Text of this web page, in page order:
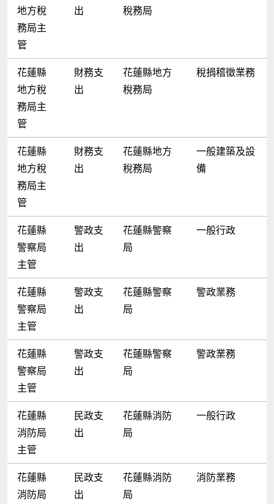
地方稅
務局主
管
出 稅務局
花蓮縣
地方稅
務局主
管
財務支
出
花蓮縣地方
稅務局
稅捐稽徵業務
花蓮縣
地方稅
務局主
管
財務支
出
花蓮縣地方
稅務局
一般建築及設
備
花蓮縣
警察局
主管
警政支
出
花蓮縣警察
局
一般行政
花蓮縣
警察局
主管
警政支
出
花蓮縣警察
局
警政業務
花蓮縣
警察局
主管
警政支
出
花蓮縣警察
局
警政業務
花蓮縣
消防局
主管
民政支
出
花蓮縣消防
局
一般行政
花蓮縣
消防局
民政支
出
花蓮縣消防
局
消防業務